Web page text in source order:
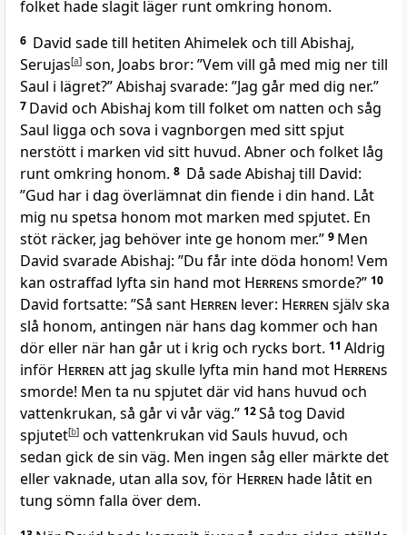
folket hade slagit läger runt omkring honom.
6 David sade till hetiten Ahimelek och till Abishaj,
Serujas[a] son, Joabs bror: ”Vem vill gå med mig ner till
Saul i lägret?” Abishaj svarade: ”Jag går med dig ner.”
7 David och Abishaj kom till folket om natten och såg
Saul ligga och sova i vagnborgen med sitt spjut
nerstött i marken vid sitt huvud. Abner och folket låg
runt omkring honom. 8 Då sade Abishaj till David:
”Gud har i dag överlämnat din fiende i din hand. Låt
mig nu spetsa honom mot marken med spjutet. En
stöt räcker, jag behöver inte ge honom mer.” 9 Men
David svarade Abishaj: ”Du får inte döda honom! Vem
kan ostraffad lyfta sin hand mot Herrenssmorde?” 10
David fortsatte: ”Så sant Herren lever: Herren själv ska
slå honom, antingen när hans dag kommer och han
dör eller när han går ut i krig och rycks bort. 11 Aldrig
inför Herren att jag skulle lyfta min hand mot Herrens
smorde! Men ta nu spjutet där vid hans huvud och
vattenkrukan, så går vi vår väg.” 12Så tog David
spjutet[b] och vattenkrukan vid Sauls huvud, och
sedan gick de sin väg. Men ingen såg eller märkte det
eller vaknade, utan alla sov, för Herren hade låtit en
tung sömn falla över dem.